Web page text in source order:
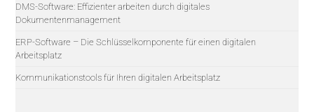
DMS-Software: Effizienter arbeiten durch digitales
Dokumentenmanagement
ERP-Software – Die Schlüsselkomponente für einen digitalen
Arbeitsplatz
Kommunikationstools für Ihren digitalen Arbeitsplatz